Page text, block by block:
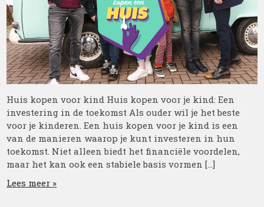
Huis kopen voor kind Huis kopen voor je kind: Een
investering in de toekomst Als ouder wil je het beste
voor je kinderen. Een huis kopen voor je kind is een
van de manieren waarop je kunt investeren in hun
toekomst. Niet alleen biedt het financiële voordelen,
maar het kan ook een stabiele basis vormen […]
Lees meer »